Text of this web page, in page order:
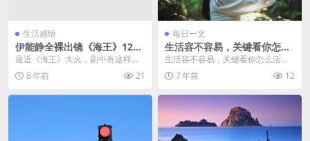
生活感悟
伊能静全裸出镜《海王》12亿
票房背后，100000条生命等待
最近《海王》大火，剧中有这样一
幕触目惊心的剧情：海王的弟弟为
了报复人类，用巨浪把...
8 年前 21
每日一文
生活容不容易，关键看你怎么
活
生活容不容易，关键看你怎么活。
据说每个人一生该流下的眼泪的数
量都不相同，有的人一...
7 年前 12